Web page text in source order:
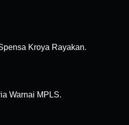
Kroya Rayakan.
Warnai MPLS.